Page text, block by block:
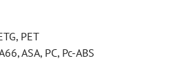
PET
ASA, PC, Pc-ABS